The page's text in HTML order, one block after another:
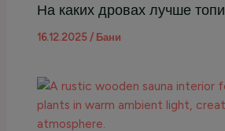
На каких дровах лучше
16.12.2025 / Бани